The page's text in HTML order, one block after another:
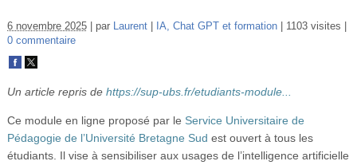
IA
Colloques
Vidéos
S’inscrire
6 novembre 2025 par Laurent IA, Chat GPT et formation
1103 visites
0 commentaire
Un article repris de https://sup-ubs.fr/etudiants-module...
Ce module en ligne proposé par le Service Universitaire de
Pédagogie de l’Université Bretagne Sud est ouvert à tous les
étudiants. Il vise à sensibiliser aux usages de l’intelligence artificielle